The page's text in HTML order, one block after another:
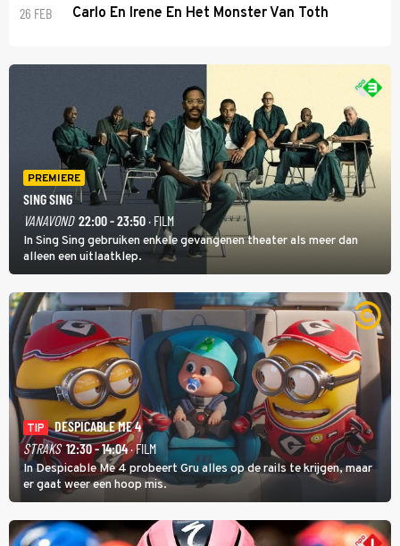
26 FEB Carlo En Irene En Het Monster Van Toth
PREMIERE
SING SING
VANAVOND 22:00 - 23:50· FILM
In Sing Sing gebruiken enkele gevangenen theater als meer dan
alleen een uitlaatklep.
TIP
DESPICABLE ME 4
STRAKS 12:30 - 14:04· FILM
In Despicable Me 4 probeert Gru alles op de rails te krijgen, maar
er gaat weer een hoop mis.